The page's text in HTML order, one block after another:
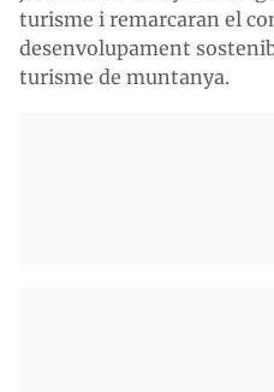
turisme i remarcaran el
desenvolupament
turisme de muntanya.